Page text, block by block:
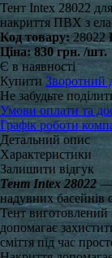
Тент Intex 28022
накриття ПВХ з
Код товару:28022
Ціна: 830 грн./шт.
Є в наявності
Купити Зворотний
Не забудьте
Умови оплати та
Графік роботи
Детальний опис
Характеристики
Залишити відгук
Тент Intex 28022 —
надувних басейнів
Тент виготовлений
допомагає
сміття під час